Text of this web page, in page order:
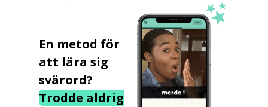
En metod för
att lära sig
svärord?
Trodde aldrig